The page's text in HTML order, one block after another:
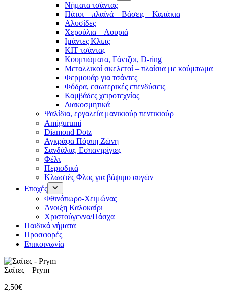
Νήματα τσάντας
Πάτοι – πλαϊνά – Βάσεις – Καπάκια
Αλυσίδες
Χερούλια – Λουριά
Ιμάντες Κλιπς
ΚΙΤ τσάντας
Κουμπώματα, Γάντζοι, D-ring
Μεταλλικοί σκελετοί – πλαίσια με κούμπωμα
Φερμουάρ για τσάντες
Φόδρα, εσωτερικές επενδύσεις
Καμβάδες χειροτεχνίας
Διακοσμητικά
Ψαλίδια, εργαλεία μανικιούρ πεντικιούρ
Amigurumi
Diamond Dotz
Αγκράφα Πόρπη Ζώνη
Σανδάλια, Εσπαντρίγιες
Φέλτ
Περιοδικά
Κλωστές Φλος για βάψιμο αυγών
Εποχές
Φθινόπωρο-Χειμώνας
Άνοιξη Καλοκαίρι
Χριστούγεννα/Πάσχα
Παιδικά νήματα
Προσφορές
Επικοινωνία
Σαΐτες – Prym
2,50€